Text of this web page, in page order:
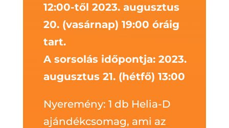
12:00-től 2023. augusztus
20. (vasárnap) 19:00 óráig
tart.
A sorsolás időpontja: 2023.
augusztus 21. (hétfő) 13:00
Nyeremény: 1 db Helia-D
ajándékcsomag, ami az